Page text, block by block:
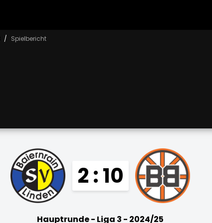
Spielbericht
2 : 10
Hauptrunde - Liga 3 - 2024/25